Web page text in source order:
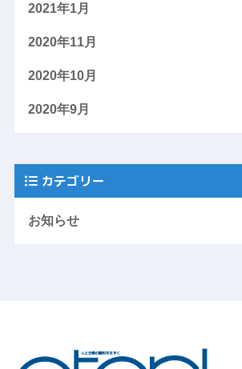
2021年1月
2020年11月
2020年10月
2020年9月
カテゴリー
お知らせ